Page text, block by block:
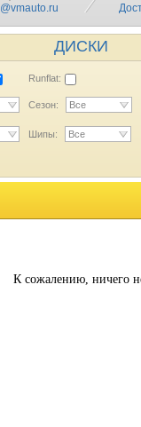
ДИСКИ
Runflat:
Сезон: Все
Шипы: Все
К сожалению, ничего